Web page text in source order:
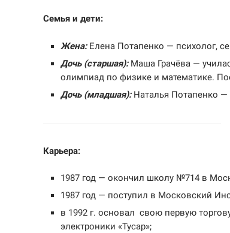
Семья и дети:
Жена: Елена Потапенко — психолог,
Дочь (старшая):Маша Грачёва —
олимпиад по физике и математике.
Дочь (младшая):Наталья Потапенко —
Карьера:
1987 год — окончил школу №714 в
1987 год — поступил в Московский
в 1992 г. основал свою первую
электроники «Тусар»;